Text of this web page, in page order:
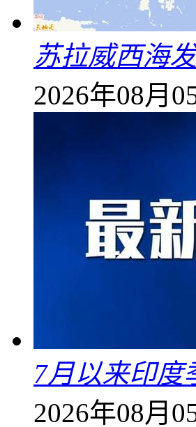
苏拉威西海
2026年08月
7月以来印度
2026年08月